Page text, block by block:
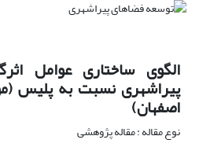
الگوی ساختاری عوامل
پیراشهری نسبت به پلیس
اصفهان)
نوع مقاله : مقاله پژوهشی